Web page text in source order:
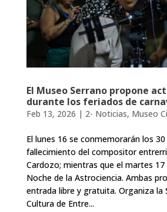
El Museo Serrano propone
durante los feriados de
Feb 13, 2026 | 2- Noticias, Museo
El lunes 16 se conmemorarán los
fallecimiento del compositor
Cardozo; mientras que el martes
Noche de la Astrociencia. Ambas
entrada libre y gratuita. Organiza la
Cultura de Entre...